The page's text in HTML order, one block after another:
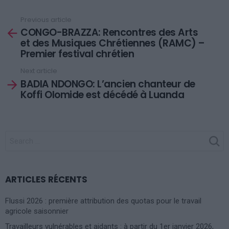
more
Previous article
CONGO-BRAZZA: Rencontres des Arts
et des Musiques Chrétiennes (RAMC) –
Premier festival chrétien
Next article
BADIA NDONGO: L’ancien chanteur de
Koffi Olomide est décédé à Luanda
ARTICLES RÉCENTS
Flussi 2026 : première attribution des quotas pour le travail
agricole saisonnier
Travailleurs vulnérables et aidants : à partir du 1er janvier 2026,